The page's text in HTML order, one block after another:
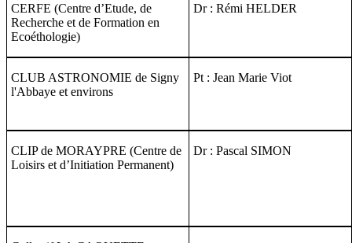
CERFE (Centre d’Etude, de
Recherche et de Formation en
Ecoéthologie)
Dr : Rémi HELDER
CLUB ASTRONOMIE de Signy
l'Abbaye et environs
Pt : Jean Marie Viot
CLIP de MORAYPRE (Centre de
Loisirs et d’Initiation Permanent)
Dr : Pascal SIMON